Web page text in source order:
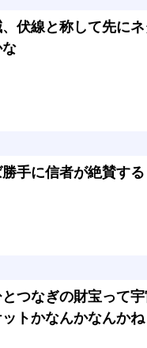
伏線と称して先に
手に信者が絶賛する
つなぎの財宝って
トかなんかなんかね